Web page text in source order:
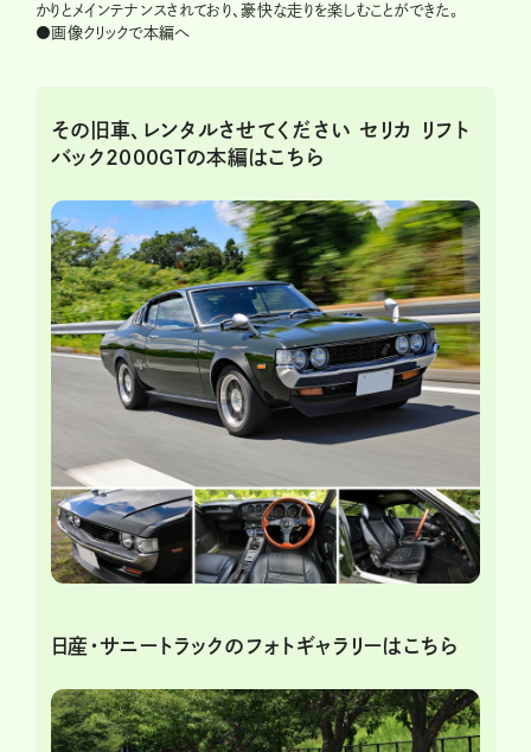
かりとメインテナンスされており、豪快な走りを楽しむことができた。
●画像クリックで本編へ
その旧車、レンタルさせてください セリカ リフト
バック2000GTの本編はこちら
日産・サニートラックのフォトギャラリーはこちら